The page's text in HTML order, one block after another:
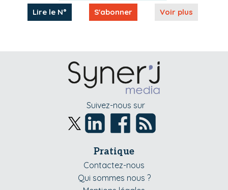
Lire le N° S'abonner Voir plus
Suivez-nous sur
Pratique
Contactez-nous
Qui sommes nous ?